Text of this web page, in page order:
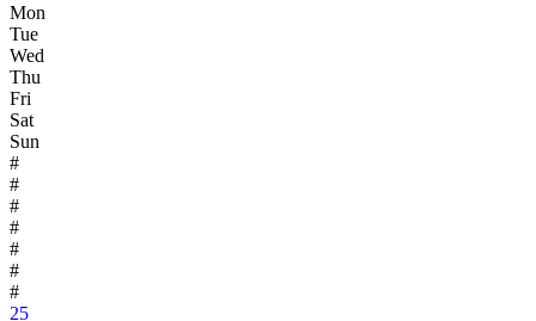
Mon
Tue
Wed
Thu
Fri
Sat
Sun
#
#
#
#
#
#
#
25